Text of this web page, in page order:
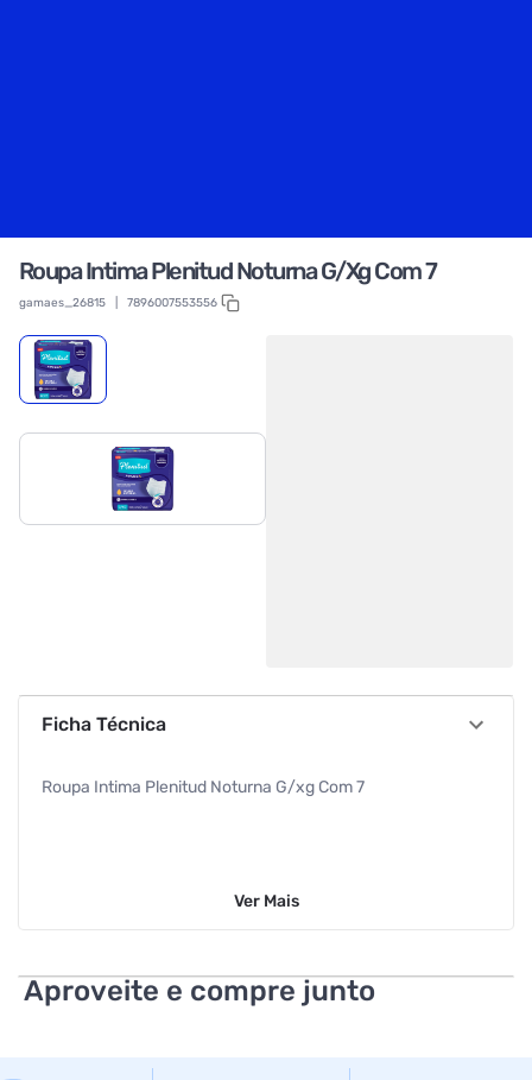
Roupa Intima Plenitud Noturna G/Xg Com 7
gamaes_26815 7896007553556
Ficha Técnica
Roupa Intima Plenitud Noturna G/xg Com 7
Ver Mais
Aproveite e compre junto